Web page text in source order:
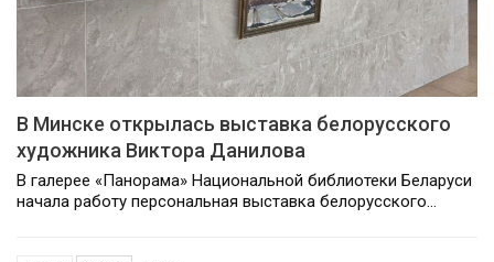
В Минске открылась выставка белорусского
художника Виктора Данилова
В галерее «Панорама» Национальной библиотеки Беларуси
начала работу персональная выставка белорусского…